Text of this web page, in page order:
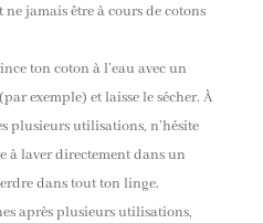
jamais être à cours de cotons
ton coton à l’eau avec un
exemple) et laisse le sécher. À
plusieurs utilisations, n’hésite
à laver directement dans un
dans tout ton linge.
après plusieurs utilisations,